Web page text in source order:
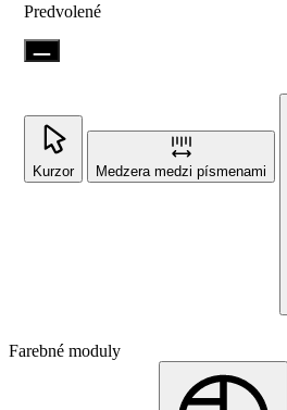
Predvolené
Kurzor Medzera medzi písmenami
Farebné moduly